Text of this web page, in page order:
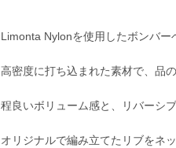
Limonta Nylonを使用したボンバー
高密度に打ち込まれた素材で、品
程良いボリューム感と、リバーシ
オリジナルで編み立てたリブをネ